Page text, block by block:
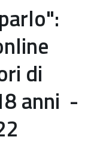
di
anni -